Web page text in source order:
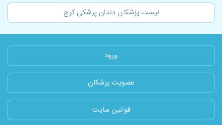
لیست پزشکان دندان پزشکی کرج
ورود
عضویت پزشکان
قوانین سایت